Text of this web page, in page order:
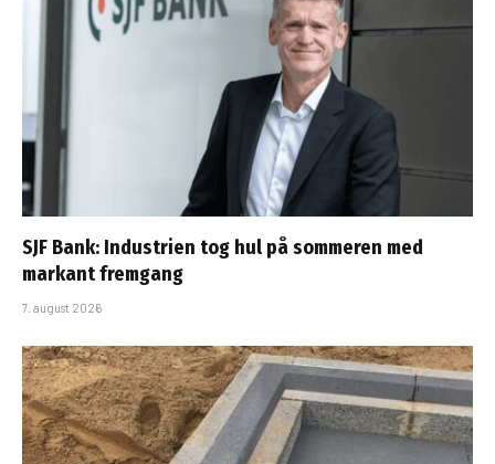
SJF Bank: Industrien tog hul på sommeren med
markant fremgang
7. august 2026